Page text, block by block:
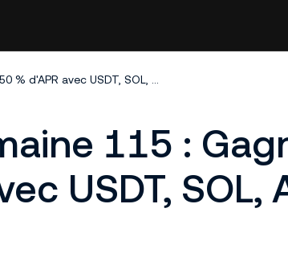
Gagnez mercredi semaine 115 : Gagnez jusqu'à 50 % d'APR avec USDT, SOL, ADI
115 :
USDT, SOL,